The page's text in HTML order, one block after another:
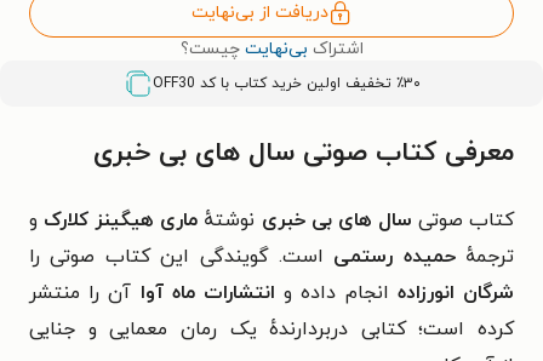
دریافت از بی‌نهایت
اشتراک بی‌نهایت چیست؟
٪۳۰ تخفیف اولین خرید کتاب با کد OFF30
معرفی کتاب صوتی سال‌ های بی‌ خبری
کتاب صوتی سال‌ های بی‌ خبری نوشتهٔ ماری هیگینز کلارک و
ترجمهٔحمیده رستمی است. گویندگی این کتاب صوتی را
شرگان انورزاده انجام داده و انتشارات ماه آوا آن را منتشر
کرده است؛ کتابی دربردارندهٔ یک رمان معمایی و جنایی